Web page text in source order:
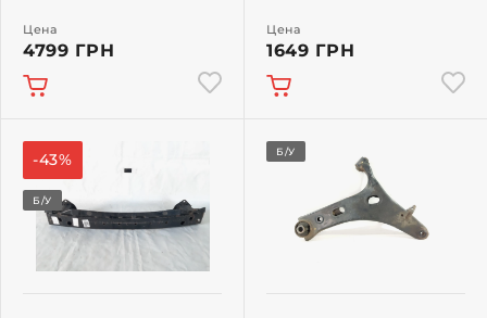
Цена
4799 ГРН
Цена
1649 ГРН
-43%
Б/У
Б/У